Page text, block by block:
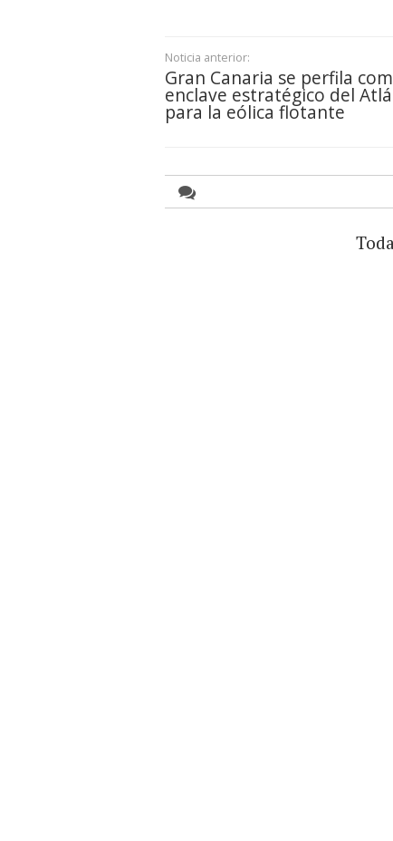
Noticia anterior:
Gran Canaria se perfila
enclave estratégico del
para la eólica flotante